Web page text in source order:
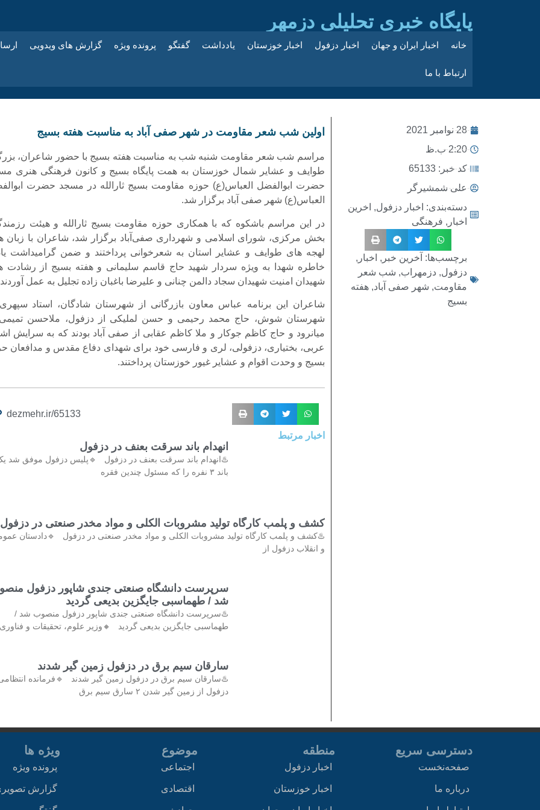
پایگاه خبری تحلیلی دزمهر
خانه اخبار ایران و جهان اخبار دزفول اخبار خوزستان یادداشت گفتگو پرونده ویژه گزارش های ویدویی
ارتباط با ما
28 نوامبر 2021
2:20 ب.ظ
کد خبر: 65133
علی شمشیرگر
دسته‌بندی: اخبار دزفول, اخرین
اخبار , فرهنگی
برچسب‌ها: آخرین خبر , اخبار ,
دزفول, دزمهراب, شب شعر
مقاومت, شهر صفی آباد, هفته
بسیج
اولین شب شعر مقاومت در شهر صفی آباد به مناسبت هفته بسیج
مراسم شب شعر مقاومت شنبه شب به مناسبت هفته بسیج با حضور شاعران،
طوایف و عشایر شمال خوزستان به همت پایگاه بسیج و کانون فرهنگی هنری
حضرت ابوالفضل العباس(ع) حوزه مقاومت بسیج ثارالله در مسجد حضرت
العباس(ع) شهر صفی آباد برگزار شد.
در این مراسم باشکوه که با همکاری حوزه مقاومت بسیج ثارالله و هیئت
بخش مرکزی، شورای اسلامی و شهرداری صفی‌آباد برگزار شد، شاعران با زبان
لهجه های طوایف و عشایر استان به شعرخوانی پرداختند و ضمن گرامیداشت
خاطره شهدا به ویژه سردار شهید حاج قاسم سلیمانی و هفته بسیج از رشادت
شهیدان امنیت شهیدان سجاد دالمن چنانی و علیرضا باغبان زاده تجلیل به عمل
شاعران این برنامه عباس معاون بازرگانی از شهرستان شادگان، استاد سپهری
شهرستان شوش، حاج محمد رحیمی و حسن لملیکی از دزفول، ملاحسن تمیمی
میانرود و حاج کاظم جوکار و ملا کاظم عقابی از صفی آباد بودند که به سرایش
عربی، بختیاری، دزفولی، لری و فارسی خود برای شهدای دفاع مقدس و مدافعان
بسیج و وحدت اقوام و عشایر غیور خوزستان پرداختند.
dezmehr.ir/65133
اخبار مرتبط
انهدام باند سرقت بعنف در دزفول
♨️انهدام باند سرقت بعنف در دزفول 🔹پلیس دزفول موفق شد
باند ۳ نفره را که مسئول چندین فقره
کشف و پلمب کارگاه تولید مشروبات الکلی و مواد مخدر صنعتی در دزفول
♨️کشف و پلمب کارگاه تولید مشروبات الکلی و مواد مخدر صنعتی در دزفول 🔹دادستان
و انقلاب دزفول از
سرپرست دانشگاه صنعتی جندی شاپور دزفول
شد / طهماسبی جایگزین بدیعی گردید
♨️سرپرست دانشگاه صنعتی جندی شاپور دزفول منصوب شد /
طهماسبی جایگزین بدیعی گردید 🔸وزیر علوم، تحقیقات و فناوری
سارقان سیم برق در دزفول زمین گیر شدند
♨️سارقان سیم برق در دزفول زمین گیر شدند 🔹فرمانده
دزفول از زمین گیر شدن ۲ سارق سیم برق
دسترسی سریع
صفحه‌نخست
درباره ما
منطقه
اخبار دزفول
اخبار خوزستان
موضوع
اجتماعی
اقتصادی
ویژه ها
پرونده ویژه
گزارش